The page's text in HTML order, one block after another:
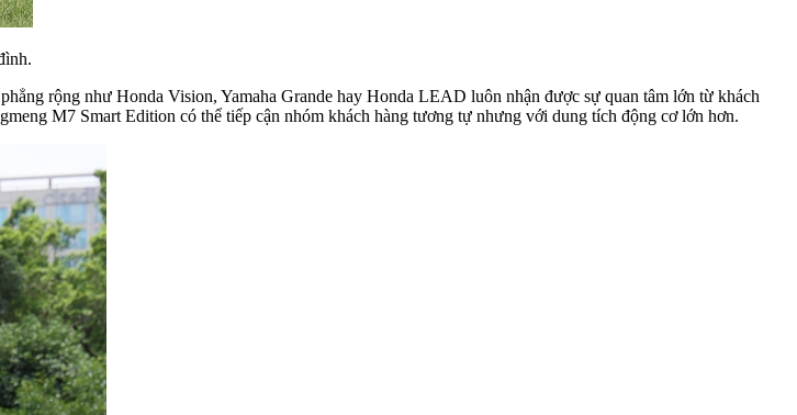
rộng như Honda Vision, Yamaha Grande hay Honda LEAD luôn nhận được sự quan tâm lớn từ khách
M7 Smart Edition có thể tiếp cận nhóm khách hàng tương tự nhưng với dung tích động cơ lớn hơn.